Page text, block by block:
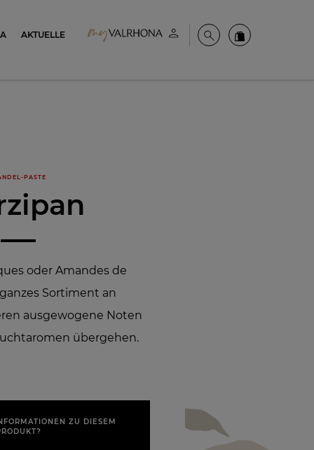
Mein konto SucheValrhona
AKTUELLE
PASTE
oder Amandes de
Sortiment an
ausgewogene Noten
übergehen.
ZU DIESEM